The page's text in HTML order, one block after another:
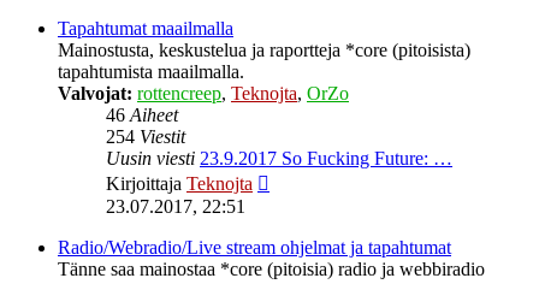
Tapahtumat maailmalla
Mainostusta, keskustelua ja raportteja *core (pitoisista)
tapahtumista maailmalla.
Valvojat: rottencreep, Teknojta, OrZo
46Aiheet
254 Viestit
Uusin viesti 23.9.2017 So Fucking Future: …
Kirjoittaja Teknojta
23.07.2017, 22:51
Radio/Webradio/Live stream ohjelmat ja tapahtumat
Tänne saa mainostaa *core (pitoisia) radio ja webbiradio